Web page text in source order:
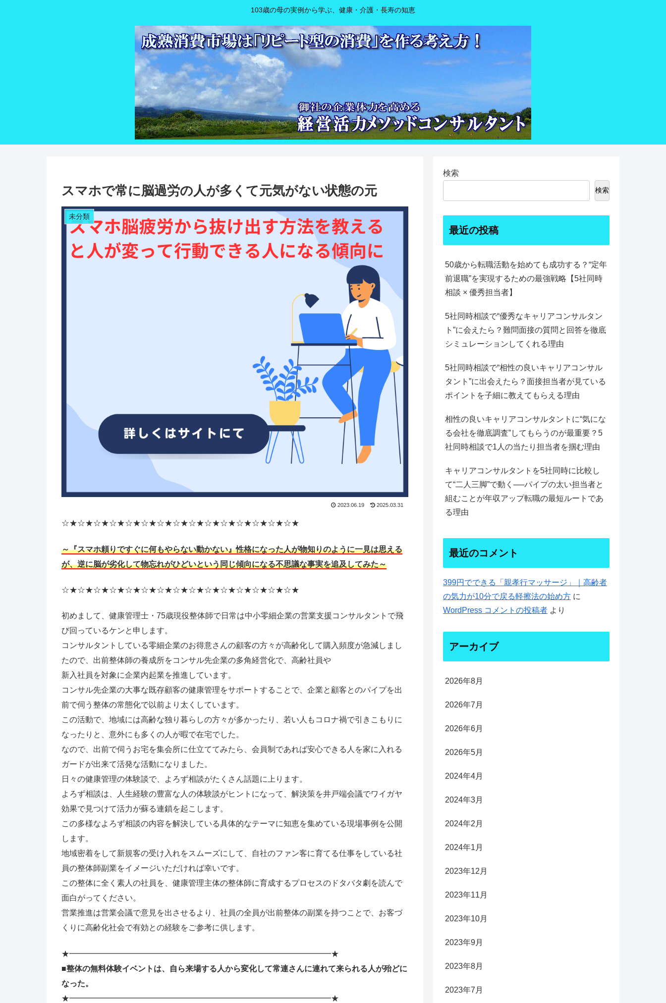
103歳の母の実例から学ぶ、健康・介護・長寿の知恵
スマホで常に脳過労の人が多くて元気がない状態の元
未分類
2023.06.19 2025.03.31
☆★☆★☆★☆★☆★☆★☆★☆★☆★☆★☆★☆★☆★☆★☆★
～『スマホ頼りですぐに何もやらない動かない』性格になった人が物知りのように一見は思える
が、逆に脳が劣化して物忘れがひどいという同じ傾向になる不思議な事実を追及してみた～
☆★☆★☆★☆★☆★☆★☆★☆★☆★☆★☆★☆★☆★☆★☆★
初めまして、健康管理士・75歳現役整体師で日常は中小零細企業の営業支援コンサルタントで飛
び回っているケンと申します。
コンサルタントしている零細企業のお得意さんの顧客の方々が高齢化して購入頻度が急減しまし
たので、出前整体師の養成所をコンサル先企業の多角経営化で、高齢社員や
新入社員を対象に企業内起業を推進しています。
コンサル先企業の大事な既存顧客の健康管理をサポートすることで、企業と顧客とのパイプを出
前で伺う整体の常態化で以前より太くしています。
この活動で、地域には高齢な独り暮らしの方々が多かったり、若い人もコロナ禍で引きこもりに
なったりと、意外にも多くの人が暇で在宅でした。
なので、出前で伺うお宅を集会所に仕立ててみたら、会員制であれば安心できる人を家に入れる
ガードが出来て活発な活動になりました。
日々の健康管理の体験談で、よろず相談がたくさん話題に上ります。
よろず相談は、人生経験の豊富な人の体験談がヒントになって、解決策を井戸端会議でワイガヤ
効果で見つけて活力が蘇る連鎖を起こします。
この多様なよろず相談の内容を解決している具体的なテーマに知恵を集めている現場事例を公開
します。
地域密着をして新規客の受け入れをスムーズにして、自社のファン客に育てる仕事をしている社
員の整体師副業をイメージいただければ幸いです。
この整体に全く素人の社員を、健康管理主体の整体師に育成するプロセスのドタバタ劇を読んで
面白がってください。
営業推進は営業会議で意見を出させるより、社員の全員が出前整体の副業を持つことで、お客づ
くりに高齢化社会で有効との経験をご参考に供します。
★━━━━━━━━━━━━━━━━━━━━━━━━━━━━━━━━━★
■整体の無料体験イベントは、自ら来場する人から変化して常連さんに連れて来られる人が殆どに
なった。
★━━━━━━━━━━━━━━━━━━━━━━━━━━━━━━━━━★
検索
検索
最近の投稿
50歳から転職活動を始めても成功する？“定年
前退職”を実現するための最強戦略【5社同時
相談 × 優秀担当者】
5社同時相談で“優秀なキャリアコンサルタン
ト”に会えたら？難問面接の質問と回答を徹底
シミュレーションしてくれる理由
5社同時相談で“相性の良いキャリアコンサル
タント”に出会えたら？面接担当者が見ている
ポイントを子細に教えてもらえる理由
相性の良いキャリアコンサルタントに“気にな
る会社を徹底調査”してもらうのが最重要？5
社同時相談で1人の当たり担当者を掴む理由
キャリアコンサルタントを5社同時に比較し
て“二人三脚”で動く──パイプの太い担当者と
組むことが年収アップ転職の最短ルートであ
る理由
最近のコメント
399円でできる「親孝行マッサージ」｜高齢者
の気力が10分で戻る軽擦法の始め方 に
WordPress コメントの投稿者 より
アーカイブ
2026年8月
2026年7月
2026年6月
2026年5月
2024年4月
2024年3月
2024年2月
2024年1月
2023年12月
2023年11月
2023年10月
2023年9月
2023年8月
2023年7月